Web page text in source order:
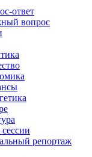
ответ
вопрос
репортаж